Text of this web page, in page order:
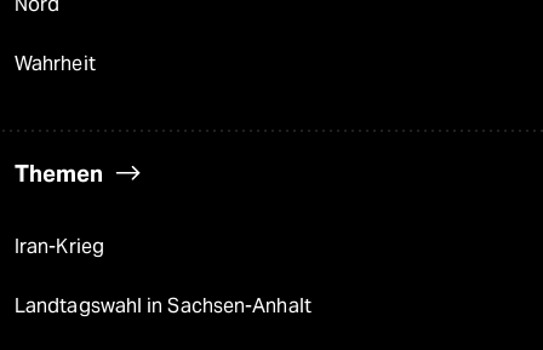
Nord
Wahrheit
Themen
Iran-Krieg
Landtagswahl in Sachsen-Anhalt